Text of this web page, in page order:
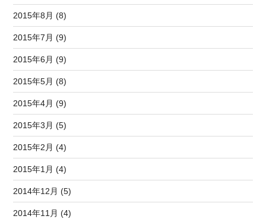
2015年8月 (8)
2015年7月 (9)
2015年6月 (9)
2015年5月 (8)
2015年4月 (9)
2015年3月 (5)
2015年2月 (4)
2015年1月 (4)
2014年12月 (5)
2014年11月 (4)